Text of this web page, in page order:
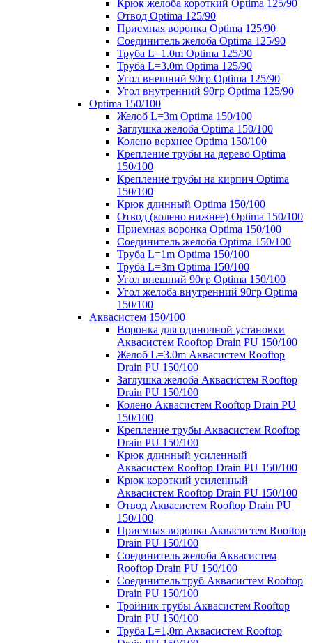
Крюк желоба короткий Optima 125/90
Отвод Optima 125/90
Приемная воронка Optima 125/90
Соединитель желоба Optima 125/90
Труба L=1.0m Optima 125/90
Труба L=3.0m Optima 125/90
Угол внешний 90гр Optima 125/90
Угол внутренний 90гр Optima 125/90
Optima 150/100
Желоб L=3m Optima 150/100
Заглушка желоба Optima 150/100
Колено верхнее Optima 150/100
Крепление трубы на дерево Optima
150/100
Крепление трубы на кирпич Optima
150/100
Крюк длинный Optima 150/100
Отвод (колено нижнее) Optima 150/100
Приемная воронка Optima 150/100
Соединитель желоба Optima 150/100
Труба L=1m Optima 150/100
Труба L=3m Optima 150/100
Угол внешний 90гр Optima 150/100
Угол желоба внутренний 90гр Optima
150/100
Аквасистем 150/100
Воронка для одиночной установки
Аквасистем Rooftop Drain PU 150/100
Желоб L=3.0m Аквасистем Rooftop
Drain PU 150/100
Заглушка желоба Аквасистем Rooftop
Drain PU 150/100
Колено Аквасистем Rooftop Drain PU
150/100
Крепление трубы Аквасистем Rooftop
Drain PU 150/100
Крюк длинный усиленный
Аквасистем Rooftop Drain PU 150/100
Крюк короткий усиленный
Аквасистем Rooftop Drain PU 150/100
Отвод Аквасистем Rooftop Drain PU
150/100
Приемная воронка Аквасистем Rooftop
Drain PU 150/100
Соединитель желоба Аквасистем
Rooftop Drain PU 150/100
Соединитель труб Аквасистем Rooftop
Drain PU 150/100
Тройник трубы Аквасистем Rooftop
Drain PU 150/100
Труба L=1,0m Аквасистем Rooftop